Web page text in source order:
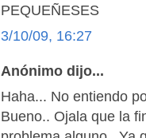
PEQUEÑESES
3/10/09, 16:27
Anónimo dijo...
Haha... No entiendo
Bueno.. Ojala que la